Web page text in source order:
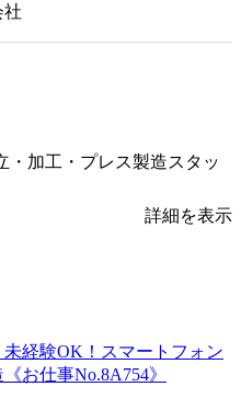
社
・加工・プレス製造スタッ
詳細を表示